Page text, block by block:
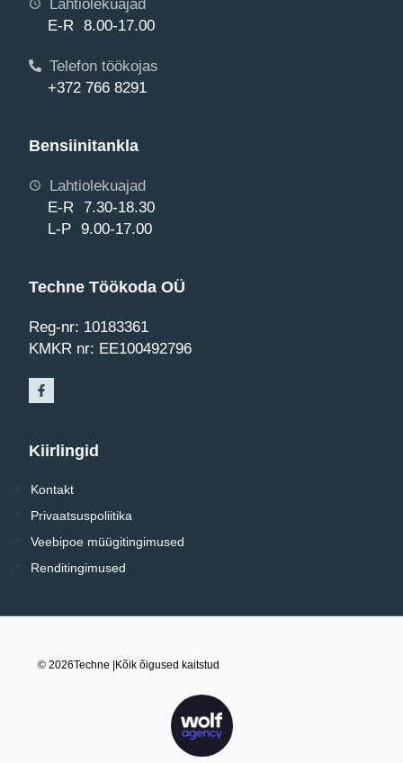
Lahtiolekuajad
E-R 8.00-17.00
Telefon töökojas
+372 766 8291
Bensiinitankla
Lahtiolekuajad
E-R 7.30-18.30
L-P 9.00-17.00
Techne Töökoda OÜ
Reg-nr: 10183361
KMKR nr: EE100492796
Kiirlingid
Kontakt
Privaatsuspoliitika
Veebipoe müügitingimused
Renditingimused
© 2026Techne | Kõik õigused kaitstud